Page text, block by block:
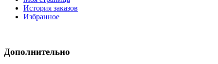
История заказов
Избранное
Дополнительно